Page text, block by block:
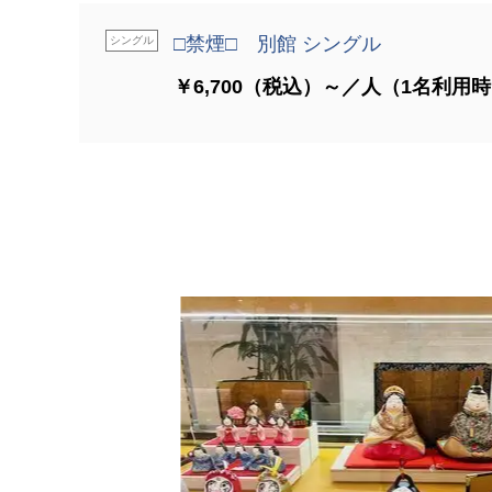
シングル
□禁煙□ 別館 シングル
￥6,700（税込）～／人（1名利用